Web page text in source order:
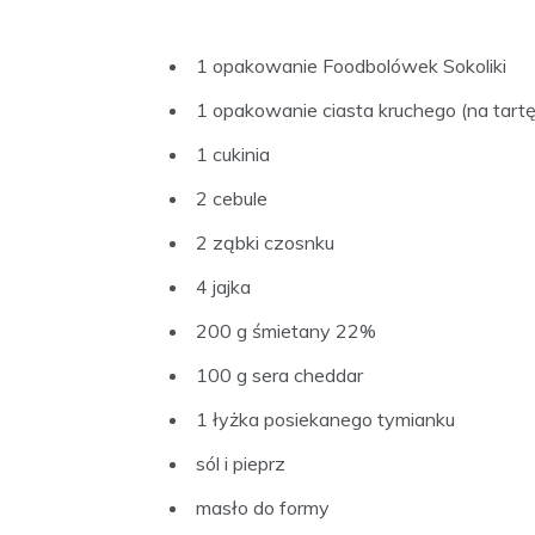
1 opakowanie Foodbolówek Sokoliki
1 opakowanie ciasta kruchego (na
1 cukinia
2 cebule
2 ząbki czosnku
4 jajka
200 g śmietany 22%
100 g sera cheddar
1 łyżka posiekanego tymianku
sól i pieprz
masło do formy